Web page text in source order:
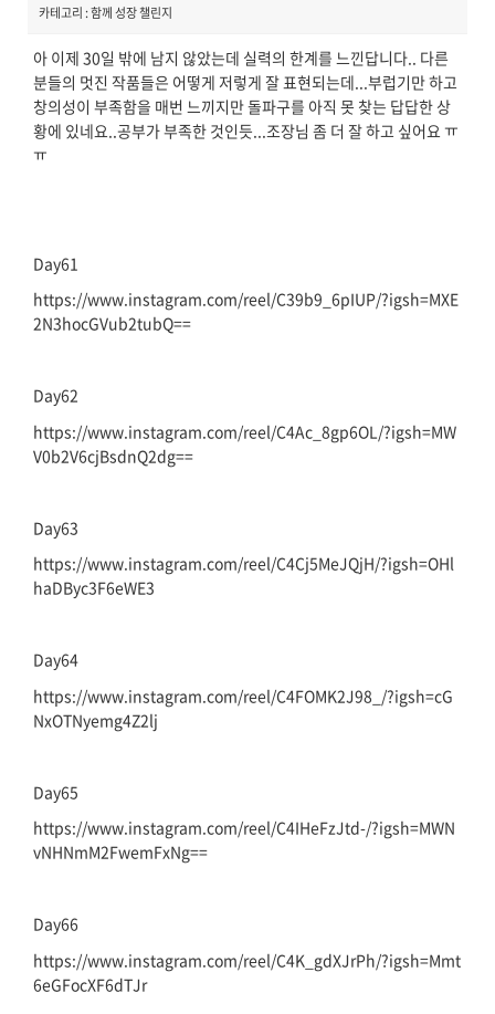
카테고리 : 함께 성장 챌린지
아 이제 30일 밖에 남지 않았는데 실력의 한계를 느낀답니다.. 다른
분들의 멋진 작품들은 어떻게 저렇게 잘 표현되는데...부럽기만 하고
창의성이 부족함을 매번 느끼지만 돌파구를 아직 못 찾는 답답한 상
황에 있네요..공부가 부족한 것인듯...조장님 좀 더 잘 하고 싶어요 ㅠ
ㅠ
Day61
https://www.instagram.com/reel/C39b9_6pIUP/?igsh=MXE
2N3hocGVub2tubQ==
Day62
https://www.instagram.com/reel/C4Ac_8gp6OL/?igsh=MW
V0b2V6cjBsdnQ2dg==
Day63
https://www.instagram.com/reel/C4Cj5MeJQjH/?igsh=OHl
haDByc3F6eWE3
Day64
https://www.instagram.com/reel/C4FOMK2J98_/?igsh=cG
NxOTNyemg4Z2lj
Day65
https://www.instagram.com/reel/C4IHeFzJtd-/?igsh=MWN
vNHNmM2FwemFxNg==
Day66
https://www.instagram.com/reel/C4K_gdXJrPh/?igsh=Mmt
6eGFocXF6dTJr